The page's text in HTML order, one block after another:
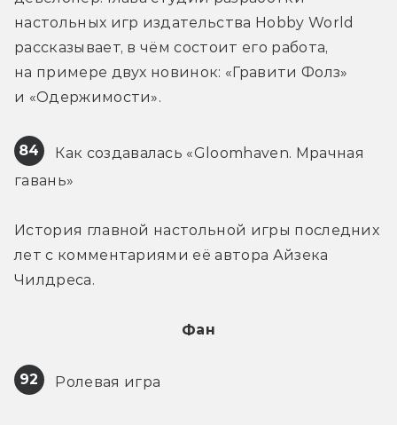
настольных игр издательства Hobby World
рассказывает, в чём состоит его работа,
на примере двух новинок: «Гравити Фолз»
и «Одержимости».
84
Как создавалась «Gloomhaven. Мрачная
гавань»
История главной настольной игры последних
лет с комментариями её автора Айзека
Чилдреса.
Фан
92 Ролевая игра